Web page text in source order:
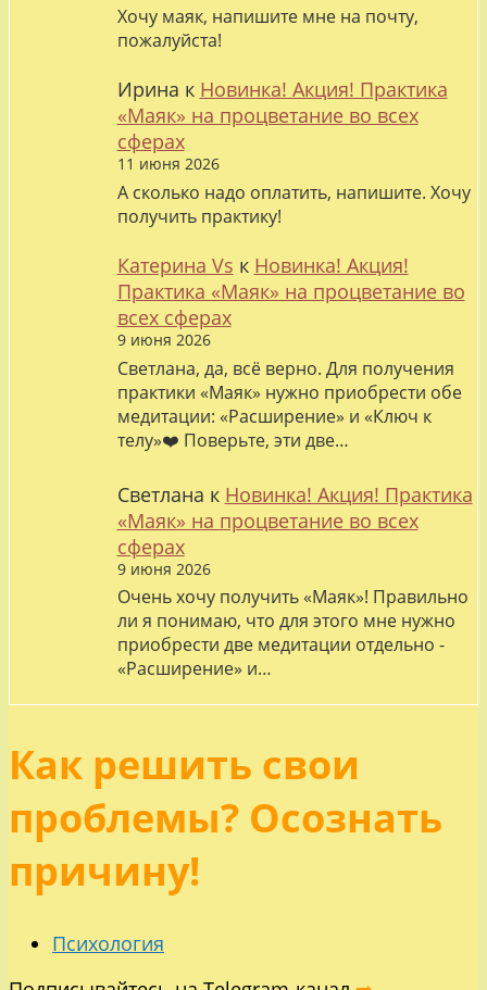
Хочу маяк, напишите мне на почту,
пожалуйста!
Ирина к Новинка! Акция! Практика
«Маяк» на процветание во всех
сферах
11 июня 2026
А сколько надо оплатить, напишите. Хочу
получить практику!
Катерина Vs к Новинка! Акция!
Практика «Маяк» на процветание во
всех сферах
9 июня 2026
Светлана, да, всё верно. Для получения
практики «Маяк» нужно приобрести обе
медитации: «Расширение» и «Ключ к
телу»❤️ Поверьте, эти две…
Светлана к Новинка! Акция! Практика
«Маяк» на процветание во всех
сферах
9 июня 2026
Очень хочу получить «Маяк»! Правильно
ли я понимаю, что для этого мне нужно
приобрести две медитации отдельно -
«Расширение» и…
Как решить свои
проблемы? Осознать
причину!
Психология